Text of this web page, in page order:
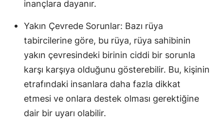
inançlara dayanır.
Yakın Çevrede Sorunlar: Bazı rüya
tabircilerine göre, bu rüya, rüya sahibinin
yakın çevresindeki birinin ciddi bir sorunla
karşı karşıya olduğunu gösterebilir. Bu, kişinin
etrafındaki insanlara daha fazla dikkat
etmesi ve onlara destek olması gerektiğine
dair bir uyarı olabilir.